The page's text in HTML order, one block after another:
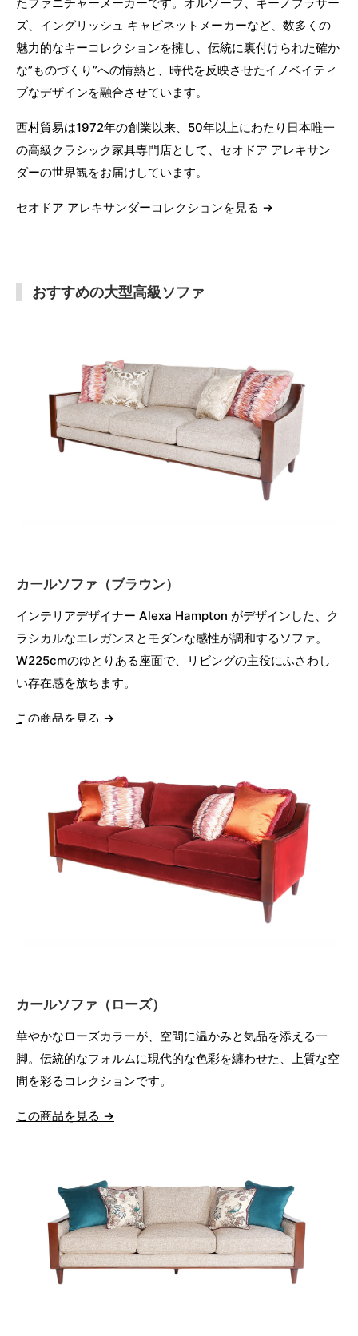
ズ、イングリッシュ キャビネットメーカーなど、数多くの
魅力的なキーコレクションを擁し、伝統に裏付けられた確か
な”ものづくり”への情熱と、時代を反映させたイノベイティ
ブなデザインを融合させています。
西村貿易は1972年の創業以来、50年以上にわたり日本唯一
の高級クラシック家具専門店として、セオドア アレキサン
ダーの世界観をお届けしています。
セオドア アレキサンダーコレクションを見る →
おすすめの大型高級ソファ
カールソファ（ブラウン）
インテリアデザイナー Alexa Hampton がデザインした、ク
ラシカルなエレガンスとモダンな感性が調和するソファ。
W225cmのゆとりある座面で、リビングの主役にふさわし
い存在感を放ちます。
この商品を見る →
カールソファ（ローズ）
華やかなローズカラーが、空間に温かみと気品を添える一
脚。伝統的なフォルムに現代的な色彩を纏わせた、上質な空
間を彩るコレクションです。
この商品を見る →